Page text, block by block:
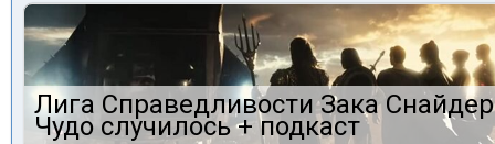
Лига Справедливости Зака
Чудо случилось + подкаст